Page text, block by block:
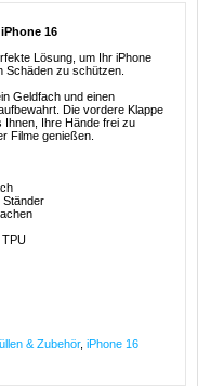
16
Lösung, um Ihr iPhone
Schäden zu schützen.
Geldfach und einen
Die vordere Klappe
Ihnen, Ihre Hände frei zu
Filme genießen.
Ständer
TPU
& Zubehör, iPhone 16